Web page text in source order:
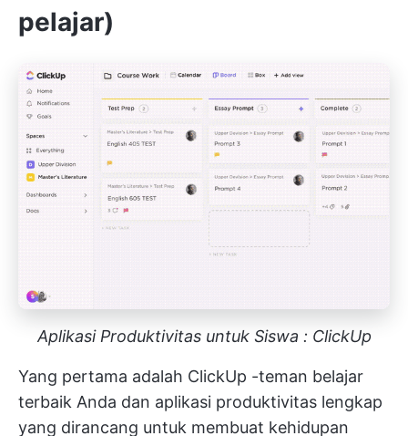
pelajar)
Aplikasi Produktivitas untuk Siswa : ClickUp
Yang pertama adalah ClickUp -teman belajar
terbaik Anda dan aplikasi produktivitas lengkap
yang dirancang untuk membuat kehidupan